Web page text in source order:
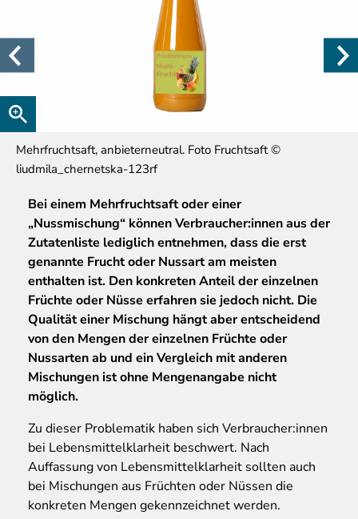
Mehrfruchtsaft, anbieterneutral. Foto Fruchtsaft ©
liudmila_chernetska-123rf
Beieinem Mehrfruchtsaft oder einer
„Nussmischung“ können Verbraucher:innen aus der
Zutatenliste lediglich entnehmen, dass die erst
genannte Frucht oder Nussart am meisten
enthalten ist. Den konkreten Anteil der einzelnen
Früchte oder Nüsse erfahren sie jedoch nicht. Die
Qualität einer Mischung hängt aber entscheidend
von den Mengen der einzelnen Früchte oder
Nussarten ab und ein Vergleich mit anderen
Mischungen ist ohne Mengenangabe nicht
möglich.
Zu dieser Problematik haben sich Verbraucher:innen
bei Lebensmittelklarheit beschwert. Nach
Auffassung von Lebensmittelklarheit sollten auch
bei Mischungen aus Früchten oder Nüssen die
konkreten Mengen gekennzeichnet werden.